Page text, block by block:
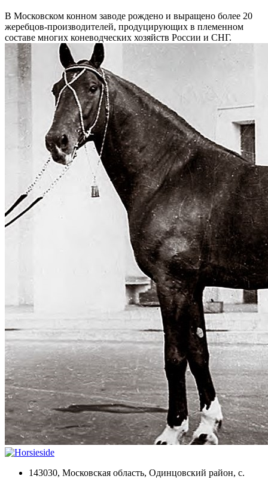
В Московском конном заводе рождено и выращено более 20
жеребцов-производителей, продуцирующих в племенном
составе многих коневодческих хозяйств России и СНГ.
143030, Московская область, Одинцовский район, с.